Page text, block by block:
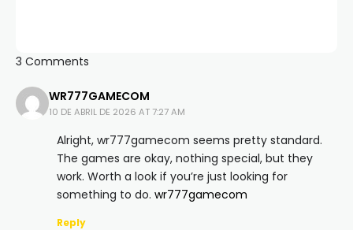
3 Comments
WR777GAMECOM
10 DE ABRIL DE 2026 AT 7:27 AM
Alright, wr777gamecom seems pretty standard.
The games are okay, nothing special, but they
work. Worth a look if you’re just looking for
something to do. wr777gamecom
Reply